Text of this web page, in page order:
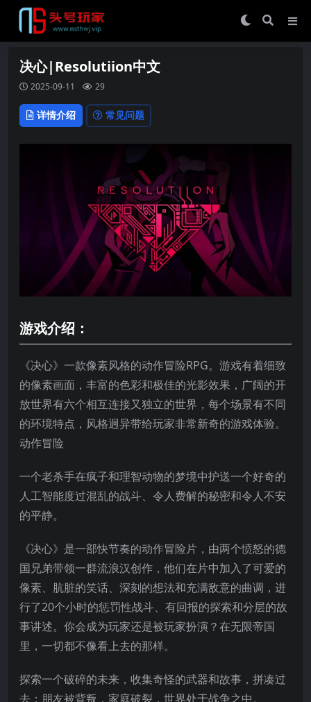
决心|Resolutiion中文
2025-09-11 29
详情介绍 常见问题
游戏介绍：
《决心》一款像素风格的动作冒险RPG。游戏有着细致
的像素画面，丰富的色彩和极佳的光影效果，广阔的开
放世界有六个相互连接又独立的世界，每个场景有不同
的环境特点，风格迥异带给玩家非常新奇的游戏体验。
动作冒险
一个老杀手在疯子和理智动物的梦境中护送一个好奇的
人工智能度过混乱的战斗、令人费解的秘密和令人不安
的平静。
《决心》是一部快节奏的动作冒险片，由两个愤怒的德
国兄弟带领一群流浪汉创作，他们在片中加入了可爱的
像素、肮脏的笑话、深刻的想法和充满敌意的曲调，进
行了20个小时的惩罚性战斗、有回报的探索和分层的故
事讲述。你会成为玩家还是被玩家扮演？在无限帝国
里，一切都不像看上去的那样。
探索一个破碎的未来，收集奇怪的武器和故事，拼凑过
去：朋友被背叛，家庭破裂，世界处于战争之中。